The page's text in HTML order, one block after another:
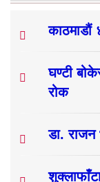
काठमाडौं
घण्टी
रोक
डा. राजन